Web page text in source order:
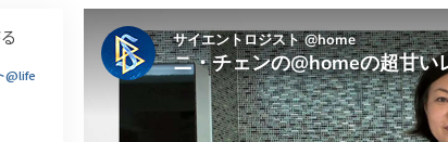
教会の内部
サイエントロジーの基本原理
ダイアネティックスの紹介
フリーウィンズ
サイエントロジーを
世界にもたらす
@life